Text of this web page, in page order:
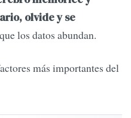
olvide y se
los datos abundan.
más importantes del